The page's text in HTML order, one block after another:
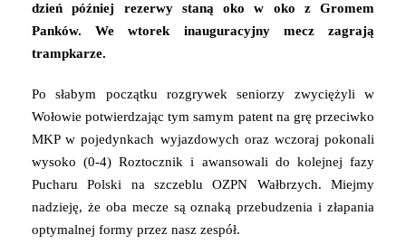
dzień później rezerwy staną oko w oko z Gromem
Panków. We wtorek inauguracyjny mecz zagrają
trampkarze.
Po słabym początku rozgrywek seniorzy zwyciężyli w
Wołowie potwierdzając tym samym patent na grę przeciwko
MKP w pojedynkach wyjazdowych oraz wczoraj pokonali
wysoko (0-4) Roztocznik i awansowali do kolejnej fazy
Pucharu Polski na szczeblu OZPN Wałbrzych. Miejmy
nadzieję, że oba mecze są oznaką przebudzenia i złapania
optymalnej formy przez nasz zespół.